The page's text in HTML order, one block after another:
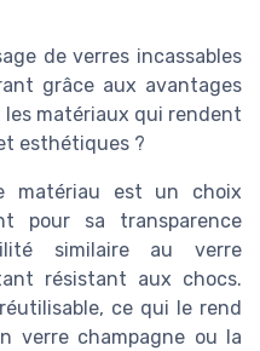
de verres incassables
grâce aux avantages
matériaux qui rendent
esthétiques ?
matériau est un choix
pour sa transparence
similaire au verre
résistant aux chocs.
ce qui le rend
verre champagne ou la